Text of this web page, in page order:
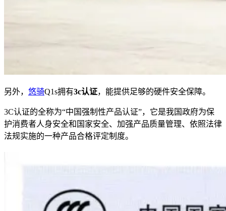
另外， 悠骑Q1s拥有3c认证，能提供足够的硬件安全保障。
3C认证的全称为“中国强制性产品认证”，它是我国政府为保
护消费者人身安全和国家安全、加强产品质量管理、依照法律
法规实施的一种产品合格评定制度。